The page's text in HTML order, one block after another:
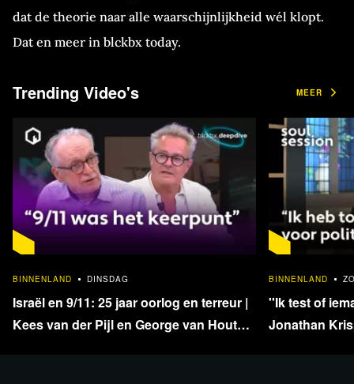
dat de theorie naar alle waarschijnlijkheid wél klopt.
Dat en meer in blckbx today.
L
ET OP: Om deze uitzending censuurvrij te
beëindigd.
Online cursus Ab Flipse:
'Survive Our System; hoe
bescherm ik mijn geld'
Meer informatie (incl. kortingscode)
Trending Video's MEER
BINNENLAND
DINSDAG
Israël en 9/11: 25 jaar oorlog en terreur |
Kees van der Pijl en George van Houts -
BINNENLAND
''Ik test of
Jonathan